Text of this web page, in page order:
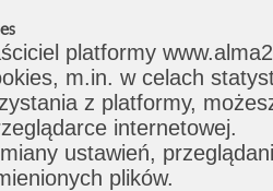
platformy
m.in. w celach
z platformy,
internetowej.
ustawień,
plików.